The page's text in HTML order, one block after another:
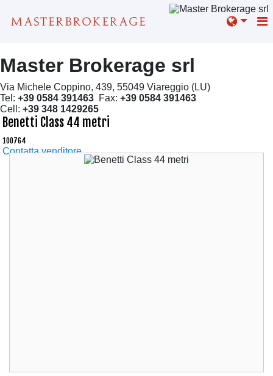
Master Brokerage srl
Via Michele Coppino, 439, 55049 Viareggio (LU)
Tel: +39 0584 391463 Fax: +39 0584 391463
Cell: +39 348 1429265
Benetti Class 44 metri
100764
Contatta venditore